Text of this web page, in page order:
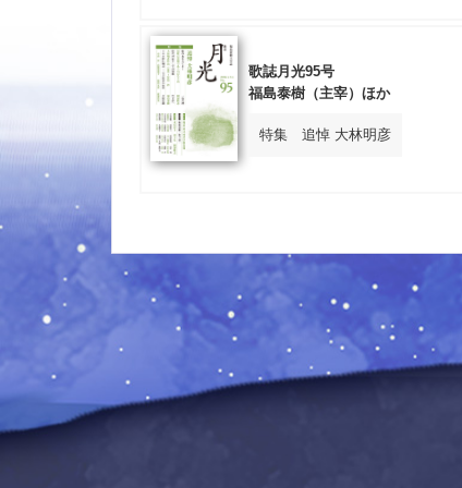
歌誌月光95号
福島泰樹（主宰）ほか
特集 追悼 大林明彦